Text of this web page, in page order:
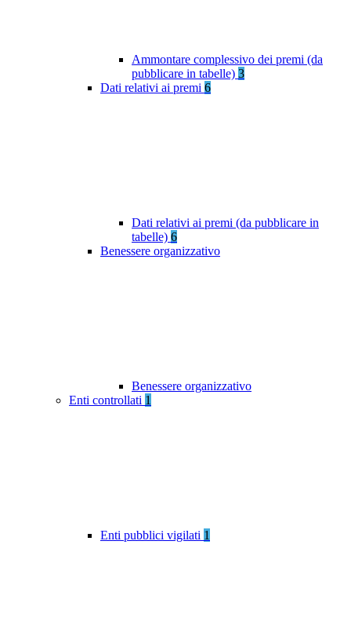
Ammontare complessivo dei premi (da
pubblicare in tabelle) 3
Dati relativi ai premi 6
Dati relativi ai premi (da pubblicare in
tabelle) 6
Benessere organizzativo
Benessere organizzativo
Enti controllati 1
Enti pubblici vigilati 1